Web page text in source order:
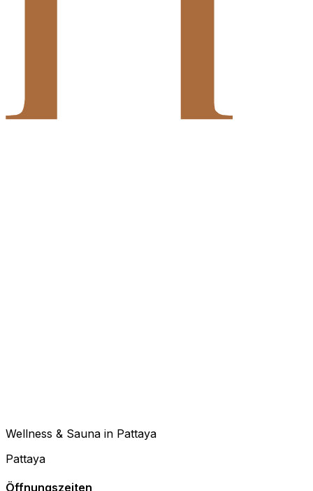
Wellness & Sauna in Pattaya
Pattaya
Öffnungszeiten